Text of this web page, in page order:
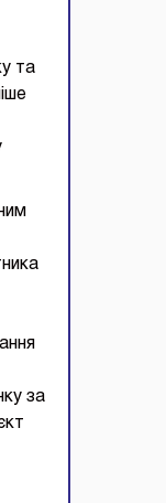
та
за